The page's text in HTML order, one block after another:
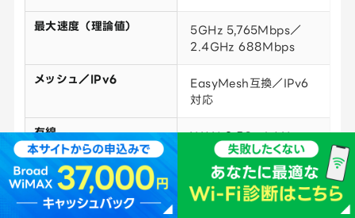
最大速度（理論値）
5GHz 5,765Mbps／
2.4GHz 688Mbps
メッシュ／IPv6
EasyMesh互換／IPv6
対応
有線
WAN 2.5G・LAN
2.5G×1
発売／参考価格
2025年5月／約12,200
円